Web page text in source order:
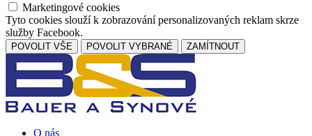
Marketingové cookies
Tyto cookies slouží k zobrazování personalizovaných reklam skrze
služby Facebook.
POVOLIT VŠE POVOLIT VYBRANÉ ZAMÍTNOUT
O nás